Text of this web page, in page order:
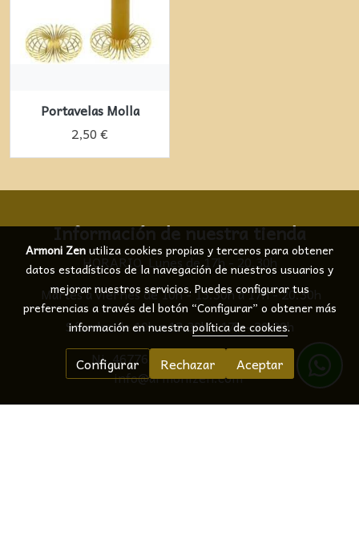
Portavelas Molla
2,50 €
Información de nuestra tienda
HORARIO Lunes de 17h - 20.30h
Martes a viernes de 10h - 13.30h a 17h - 20.30h
Sábados de 10h a 13.30h - 17h - 20.30h
Ni. 46776376B @2012online -
info@armonizen.com
C/ Santa Caterina N.º 24 local Igualada 08700
Armoni Zenutiliza cookies propias y terceros para obtener
datos estadísticos de la navegación de nuestros usuarios y
mejorar nuestros servicios. Puedes configurar tus
preferencias a través del botón “Configurar” o obtener más
información en nuestrapolítica de cookies.
Configurar Rechazar Aceptar